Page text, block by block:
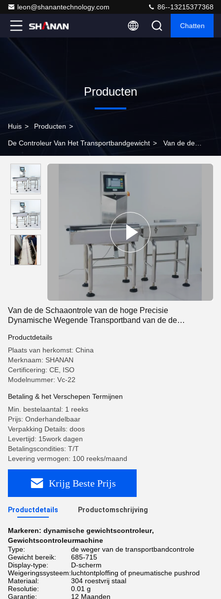
leon@shanantechnology.com 86--13215377368
Chatten
Producten
Huis > Producten >
De Controleur Van Het Transportbandgewicht > Van de de
Transportband van de de Wegersproductregel de
Transportbandmachine
Van de de Schaaontrole van de hoge Precisie
Dynamische Wegende Transportband van de de
Productdetails
Plaats van herkomst: China
Merknaam: SHANAN
Certificering: CE, ISO
Modelnummer: Vc-22
Betaling & het Verschepen Termijnen
Min. bestelaantal: 1 reeks
Prijs: Onderhandelbaar
Verpakking Details: doos
Levertijd: 15work dagen
Betalingscondities: T/T
Levering vermogen: 100 reeks/maand
Krijg Beste Prijs
Productdetails Productomschrijving
Markeren: dynamische gewichtscontroleur,
Gewichtscontroleurmachine
Type:
de weger van de transportbandcontrole
Gewicht bereik:
685-715
Display-type:
D-scherm
Weigeringssysteem:luchtontploffing of pneumatische pushrod
Materiaal:
304 roestvrij staal
Resolutie:
0.01 g
Garantie:
12 Maanden